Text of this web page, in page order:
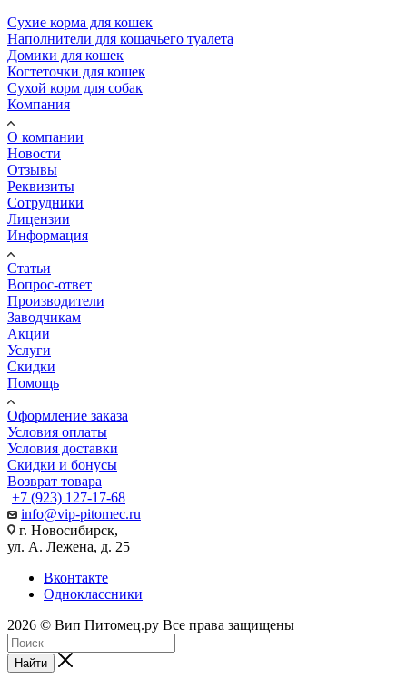
Сухие корма для кошек
Наполнители для кошачьего туалета
Домики для кошек
Когтеточки для кошек
Сухой корм для собак
Компания
О компании
Новости
Отзывы
Реквизиты
Сотрудники
Лицензии
Информация
Статьи
Вопрос-ответ
Производители
Заводчикам
Акции
Услуги
Скидки
Помощь
Оформление заказа
Условия оплаты
Условия доставки
Скидки и бонусы
Возврат товара
+7 (923) 127-17-68
info@vip-pitomec.ru
г. Новосибирск,
ул. А. Лежена, д. 25
Вконтакте
Одноклассники
2026 © Вип Питомец.ру Все права защищены
Найти